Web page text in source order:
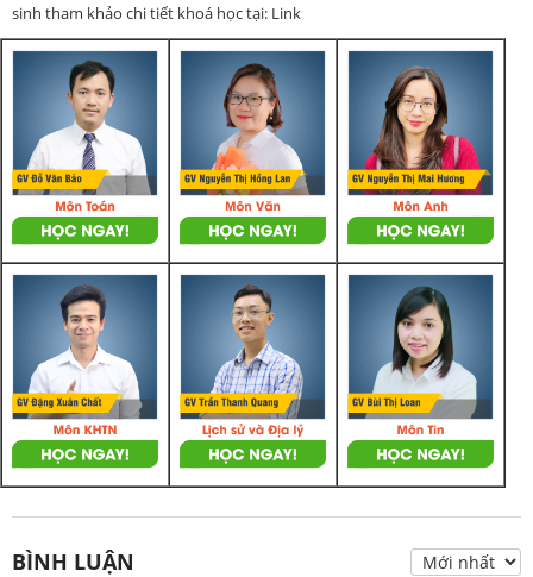
sinh tham khảo chi tiết khoá học tại: Link
BÌNH LUẬN